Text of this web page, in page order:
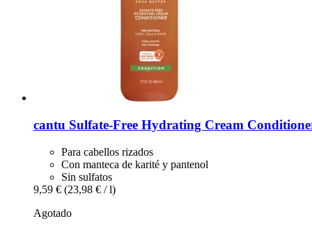
cantu Sulfate-​Free Hydrating Cream
Para cabellos rizados
Con manteca de karité y pantenol
Sin sulfatos
9,59 € (23,98 € / l)
Agotado